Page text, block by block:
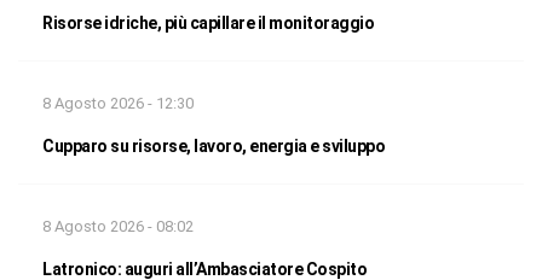
Risorse idriche, più capillare il monitoraggio
8 Agosto 2026 - 12:30
Cupparo su risorse, lavoro, energia e sviluppo
8 Agosto 2026 - 08:02
Latronico: auguri all’Ambasciatore Cospito